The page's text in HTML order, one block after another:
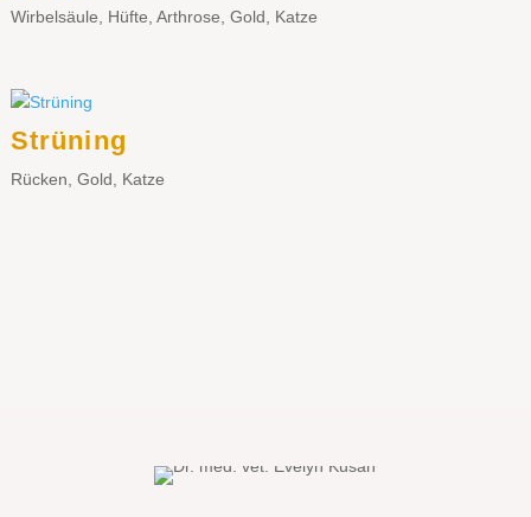
Wirbelsäule Hüfte Arthrose Gold Katze
Strüning
Rücken, Gold, Katze